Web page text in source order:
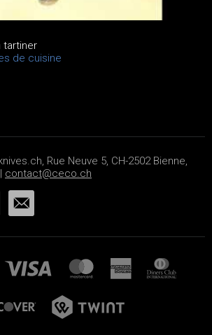
tartiner
de cuisine
Rue Neuve 5, CH-2502 Bienne,
contact@ceco.ch